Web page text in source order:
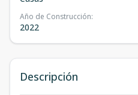
Año de Construcción:
2022
Descripción